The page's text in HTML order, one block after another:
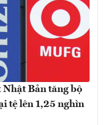
Nhật Bản tăng bộ
tệ lên 1,25 nghìn